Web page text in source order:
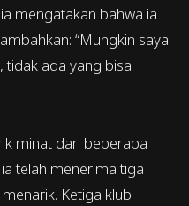
mengatakan bahwa ia
“Mungkin saya
tidak ada yang bisa
minat dari beberapa
telah menerima tiga
Ketiga klub